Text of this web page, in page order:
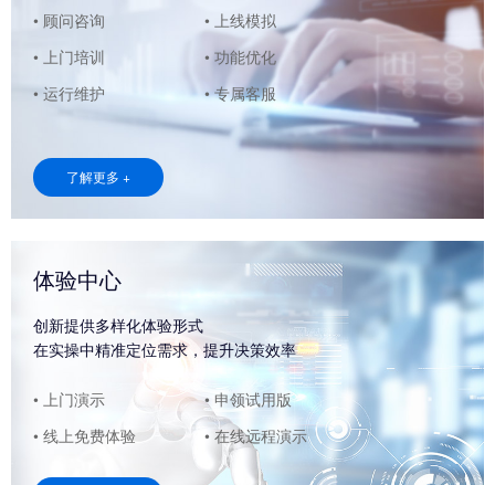
• 顾问咨询
• 上线模拟
• 上门培训
• 功能优化
• 运行维护
• 专属客服
了解更多 +
体验中心
创新提供多样化体验形式
在实操中精准定位需求，提升决策效率
• 上门演示
• 申领试用版
• 线上免费体验
• 在线远程演示